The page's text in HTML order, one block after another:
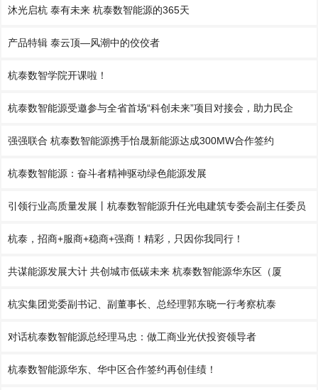
沐光启杭 泰有未来 杭泰数智能源的365天
产品特辑 泰云顶—风潮中的佼佼者
杭泰数智学院开课啦！
杭泰数智能源受邀参与全省首场“科创未来”项目对接会，助力民企
强强联合 杭泰数智能源携手怡晟新能源达成300MW合作签约
杭泰数智能源：奋斗者精神驱动绿色能源发展
引领行业高质量发展丨杭泰数智能源升任光电建筑专委会副主任委员
杭泰，招商+服商+稳商+强商！精彩，只因你我同行！
共谋能源发展大计 共创城市低碳未来 杭泰数智能源华东区（厦
杭实集团党委副书记、副董事长、总经理郭东晓一行考察杭泰
对话杭泰数智能源总经理马忠：做工商业光伏投资领导者
杭泰数智能源华东、华中区合作签约再创佳绩！